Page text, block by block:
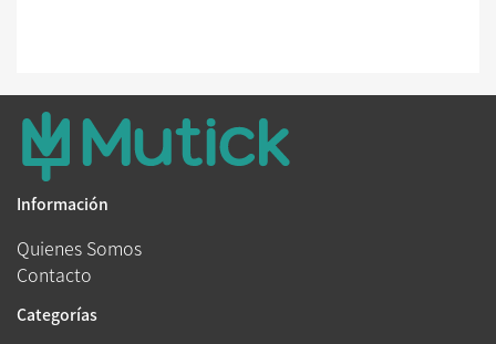
Información
Quienes Somos
Contacto
Categorías